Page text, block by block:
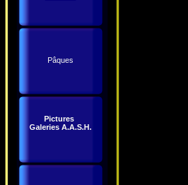
Pâques
Pictures
Galeries A.A.S.H.